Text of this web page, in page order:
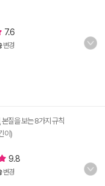
7.6
변경
질을 보는 8가지 규칙
이)
9.8
변경